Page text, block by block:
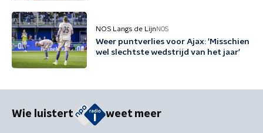
NOS Langs de Lijn NOS
Weer puntverlies voor Ajax: 'Misschien
wel slechtste wedstrijd van het jaar'
Wie luistert weet meer